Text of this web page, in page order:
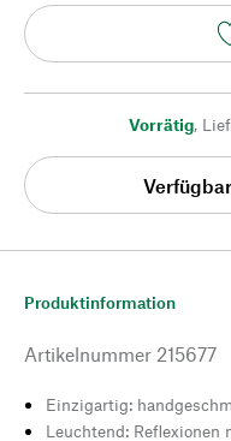
Vorrätig,
Produktinformation
Artikelnummer 215677
Einzigartig:
Leuchtend: